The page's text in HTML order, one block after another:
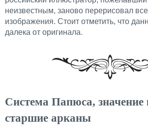
неизвестным, заново перерисовал
изображения. Стоит отметить, что
далека от оригинала.
Система Папюса,
старшие арканы